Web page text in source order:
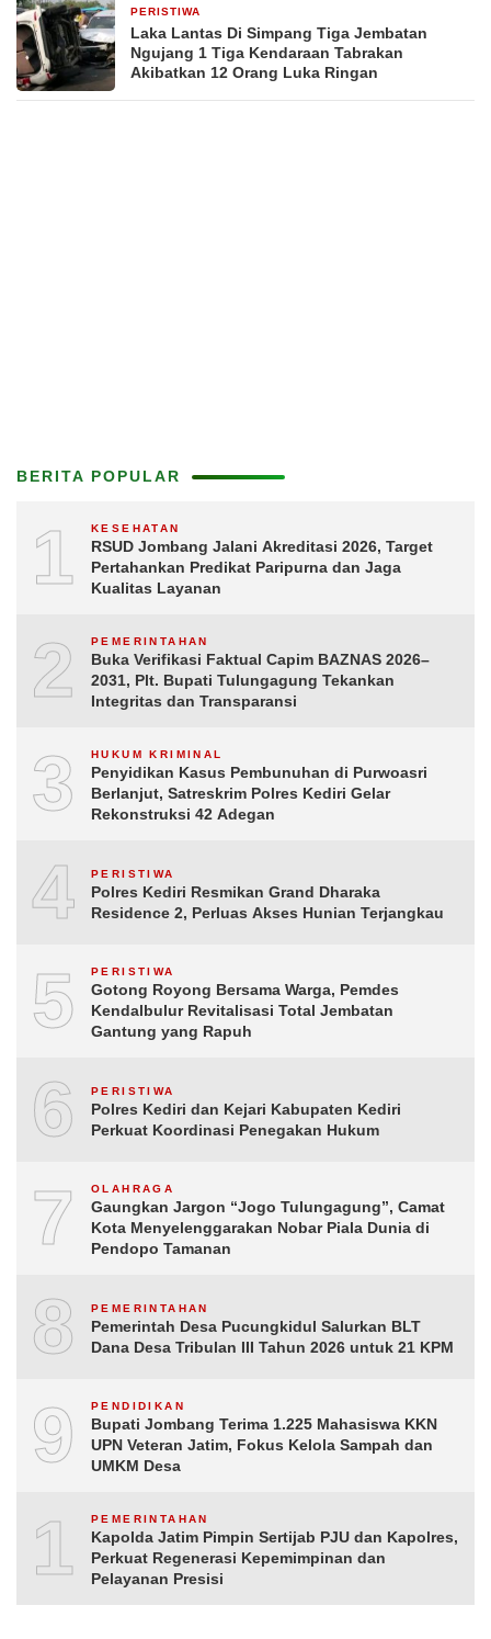
PERISTIWA
Laka Lantas Di Simpang Tiga Jembatan
Ngujang 1 Tiga Kendaraan Tabrakan
Akibatkan 12 Orang Luka Ringan
BERITA POPULAR
1 KESEHATAN
RSUD Jombang Jalani Akreditasi 2026, Target
Pertahankan Predikat Paripurna dan Jaga
Kualitas Layanan
2 PEMERINTAHAN
Buka Verifikasi Faktual Capim BAZNAS 2026–
2031, Plt. Bupati Tulungagung Tekankan
Integritas dan Transparansi
3 HUKUM KRIMINAL
Penyidikan Kasus Pembunuhan di Purwoasri
Berlanjut, Satreskrim Polres Kediri Gelar
Rekonstruksi 42 Adegan
4 PERISTIWA
Polres Kediri Resmikan Grand Dharaka
Residence 2, Perluas Akses Hunian Terjangkau
5 PERISTIWA
Gotong Royong Bersama Warga, Pemdes
Kendalbulur Revitalisasi Total Jembatan
Gantung yang Rapuh
6 PERISTIWA
Polres Kediri dan Kejari Kabupaten Kediri
Perkuat Koordinasi Penegakan Hukum
7 OLAHRAGA
Gaungkan Jargon “Jogo Tulungagung”, Camat
Kota Menyelenggarakan Nobar Piala Dunia di
Pendopo Tamanan
8 PEMERINTAHAN
Pemerintah Desa Pucungkidul Salurkan BLT
Dana Desa Tribulan III Tahun 2026 untuk 21 KPM
9 PENDIDIKAN
Bupati Jombang Terima 1.225 Mahasiswa KKN
UPN Veteran Jatim, Fokus Kelola Sampah dan
UMKM Desa
10PEMERINTAHAN
Kapolda Jatim Pimpin Sertijab PJU dan Kapolres,
Perkuat Regenerasi Kepemimpinan dan
Pelayanan Presisi